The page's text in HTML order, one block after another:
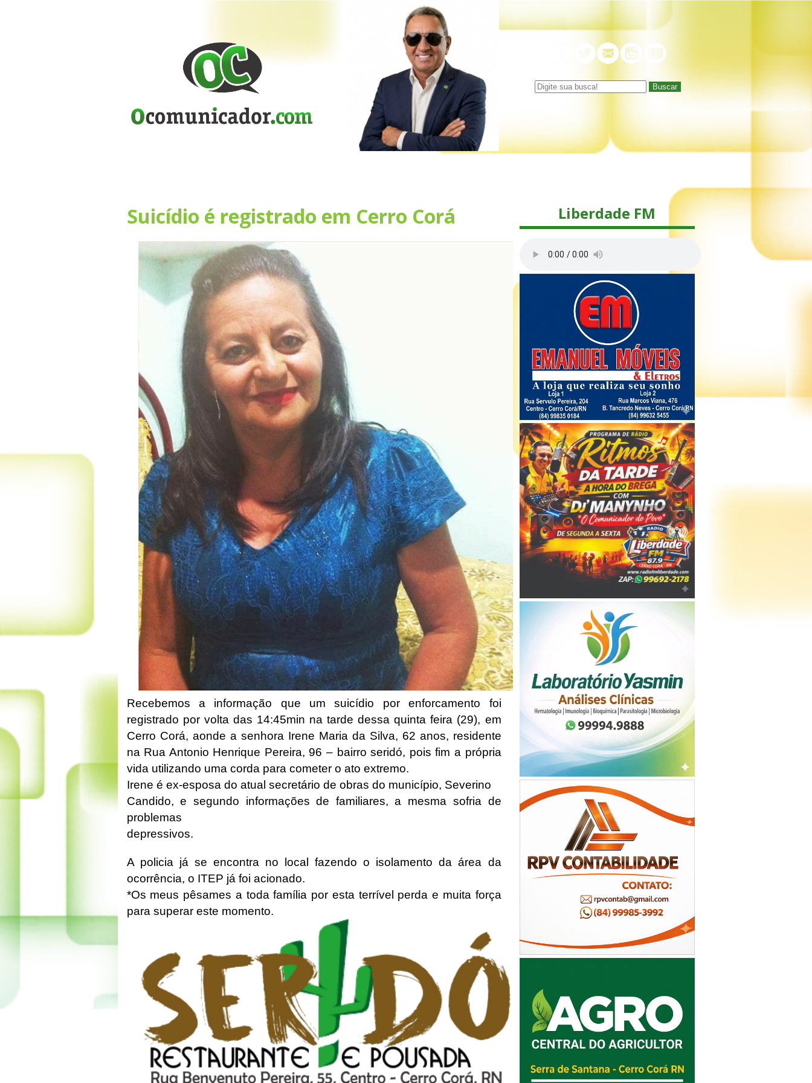
Buscar
Suicídio é registrado em Cerro Corá
Recebemos a informação que um suicídio por enforcamento foi
registrado por volta das 14:45min na tarde dessa quinta feira (29), em
Cerro Corá, aonde a senhora Irene Maria da Silva, 62 anos, residente
na Rua Antonio Henrique Pereira, 96 – bairro seridó, pois fim a própria
vida utilizando uma corda para cometer o ato extremo.
Irene é ex-esposa do atual secretário de obras do município, Severino
Candido, e segundo informações de familiares, a mesma sofria de
problemas
depressivos.
A policia já se encontra no local fazendo o isolamento da área da
ocorrência, o ITEP já foi acionado.
*Os meus pêsames a toda família por esta terrível perda e muita força
para superar este momento.
Liberdade FM